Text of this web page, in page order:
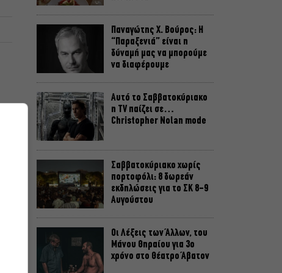
Παναγώτης Χ. Βούρος: Η
“Παραξενιά” είναι η
δύναμή μας να μπορούμε
να διαφέρουμε
Αυτό το Σαββατοκύριακο
η TV παίζει σε…
Christopher Nolan mode
Σαββατοκύριακο χωρίς
πορτοφόλι: 8 δωρεάν
εκδηλώσεις για το ΣΚ 8-9
Αυγούστου
Οι Λέξεις των Άλλων, του
Μάνου Θηραίου για 3ο
χρόνο στο Θέατρο Άβατον